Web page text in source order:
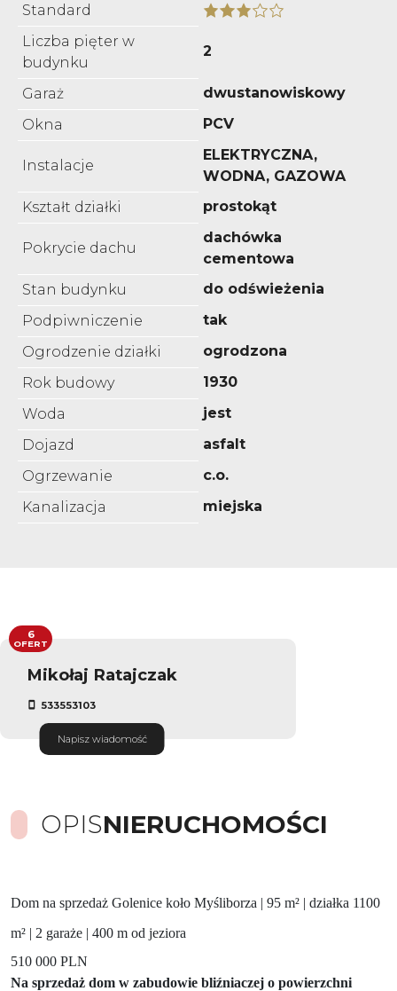
Standard
Liczba pięter w
budynku
2
Garaż
dwustanowiskowy
Okna
PCV
Instalacje
ELEKTRYCZNA,
WODNA, GAZOWA
Kształt działki
prostokąt
Pokrycie dachu
dachówka
cementowa
Stan budynku
do odświeżenia
Podpiwniczenie
tak
Ogrodzenie działki
ogrodzona
Rok budowy
1930
Woda
jest
Dojazd
asfalt
Ogrzewanie
c.o.
Kanalizacja
miejska
Mikołaj Ratajczak
533553103
Napisz wiadomość
6
OFERT
OPISNIERUCHOMOŚCI
Dom na sprzedaż Golenice koło Myśliborza | 95 m² | działka 1100
m² | 2 garaże | 400 m od jeziora
510 000 PLN
Na sprzedaż dom w zabudowie bliźniaczej o powierzchni